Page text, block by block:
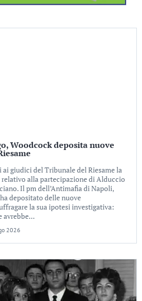
Woodcock deposita nuove
ai giudici del Tribunale del Riesame la
alla partecipazione di Alduccio
Il pm dell’Antimafia di Napoli,
depositato delle nuove
la sua ipotesi investigativa:
avrebbe...
2026